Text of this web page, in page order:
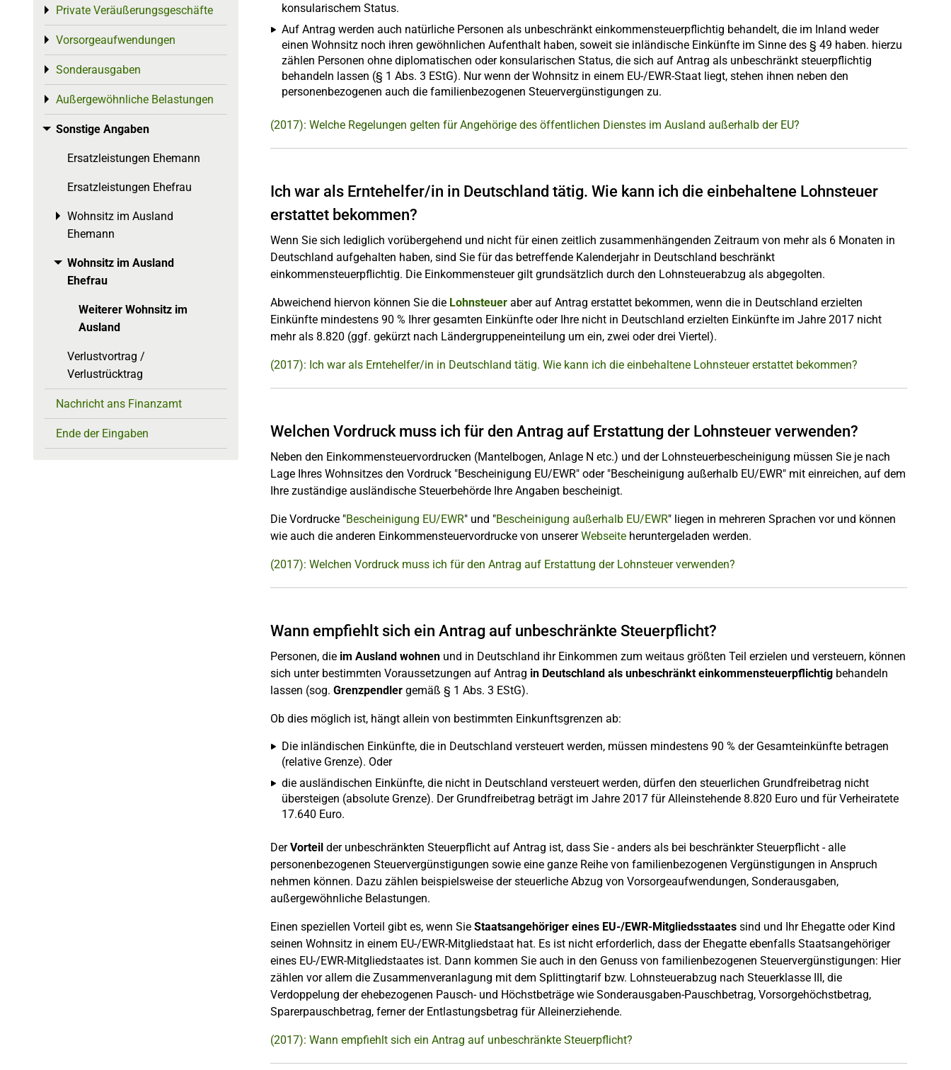
konsularischem Status.
Auf Antrag werden auch natürliche Personen als unbeschränkt einkommensteuerpflichtig behandelt, die im Inland weder
einen Wohnsitz noch ihren gewöhnlichen Aufenthalt haben, soweit sie inländische Einkünfte im Sinne des § 49 haben. hierzu
zählen Personen ohne diplomatischen oder konsularischen Status, die sich auf Antrag als unbeschränkt steuerpflichtig
behandeln lassen (§ 1 Abs. 3 EStG). Nur wenn der Wohnsitz in einem EU-/EWR-Staat liegt, stehen ihnen neben den
personenbezogenen auch die familienbezogenen Steuervergünstigungen zu.
(2017): Welche Regelungen gelten für Angehörige des öffentlichen Dienstes im Ausland außerhalb der EU?
Ich war als Erntehelfer/in in Deutschland tätig. Wie kann ich die einbehaltene Lohnsteuer
erstattet bekommen?
Wenn Sie sich lediglich vorübergehend und nicht für einen zeitlich zusammenhängenden Zeitraum von mehr als 6 Monaten in
Deutschland aufgehalten haben, sind Sie für das betreffende Kalenderjahr in Deutschland beschränkt
einkommensteuerpflichtig. Die Einkommensteuer gilt grundsätzlich durch den Lohnsteuerabzug als abgegolten.
Abweichend hiervon können Sie die Lohnsteuer aber auf Antrag erstattet bekommen, wenn die in Deutschland erzielten
Einkünfte mindestens 90 % Ihrer gesamten Einkünfte oder Ihre nicht in Deutschland erzielten Einkünfte im Jahre 2017 nicht
mehr als 8.820 (ggf. gekürzt nach Ländergruppeneinteilung um ein, zwei oder drei Viertel).
(2017): Ich war als Erntehelfer/in in Deutschland tätig. Wie kann ich die einbehaltene Lohnsteuer erstattet bekommen?
Welchen Vordruck muss ich für den Antrag auf Erstattung der Lohnsteuer verwenden?
Neben den Einkommensteuervordrucken (Mantelbogen, Anlage N etc.) und der Lohnsteuerbescheinigung müssen Sie je nach
Lage Ihres Wohnsitzes den Vordruck "Bescheinigung EU/EWR" oder "Bescheinigung außerhalb EU/EWR" mit einreichen, auf dem
Ihre zuständige ausländische Steuerbehörde Ihre Angaben bescheinigt.
Die Vordrucke "Bescheinigung EU/EWR" und "Bescheinigung außerhalb EU/EWR" liegen in mehreren Sprachen vor und können
wie auch die anderen Einkommensteuervordrucke von unsererWebseite heruntergeladen werden.
(2017): Welchen Vordruck muss ich für den Antrag auf Erstattung der Lohnsteuer verwenden?
Wann empfiehlt sich ein Antrag auf unbeschränkte Steuerpflicht?
Personen, die im Ausland wohnen und in Deutschland ihr Einkommen zum weitaus größten Teil erzielen und versteuern, können
sich unter bestimmten Voraussetzungen auf Antrag in Deutschland als unbeschränkt einkommensteuerpflichtig behandeln
lassen (sog. Grenzpendler gemäß § 1 Abs. 3 EStG).
Ob dies möglich ist, hängt allein von bestimmten Einkunftsgrenzen ab:
Die inländischen Einkünfte, die in Deutschland versteuert werden, müssen mindestens 90 % der Gesamteinkünfte betragen
(relative Grenze). Oder
die ausländischen Einkünfte, die nicht in Deutschland versteuert werden, dürfen den steuerlichen Grundfreibetrag nicht
übersteigen (absolute Grenze). Der Grundfreibetrag beträgt im Jahre 2017 für Alleinstehende 8.820 Euro und für Verheiratete
17.640 Euro.
DerVorteil der unbeschränkten Steuerpflicht auf Antrag ist, dass Sie - anders als bei beschränkter Steuerpflicht - alle
personenbezogenen Steuervergünstigungen sowie eine ganze Reihe von familienbezogenen Vergünstigungen in Anspruch
nehmen können. Dazu zählen beispielsweise der steuerliche Abzug von Vorsorgeaufwendungen, Sonderausgaben,
außergewöhnliche Belastungen.
Einen speziellen Vorteil gibt es, wenn Sie Staatsangehöriger eines EU-/EWR-Mitgliedsstaates sind und Ihr Ehegatte oder Kind
seinen Wohnsitz in einem EU-/EWR-Mitgliedstaat hat. Es ist nicht erforderlich, dass der Ehegatte ebenfalls Staatsangehöriger
eines EU-/EWR-Mitgliedstaates ist. Dann kommen Sie auch in den Genuss von familienbezogenen Steuervergünstigungen: Hier
zählen vor allem die Zusammenveranlagung mit dem Splittingtarif bzw. Lohnsteuerabzug nach Steuerklasse III, die
Verdoppelung der ehebezogenen Pausch- und Höchstbeträge wie Sonderausgaben-Pauschbetrag, Vorsorgehöchstbetrag,
Sparerpauschbetrag, ferner der Entlastungsbetrag für Alleinerziehende.
(2017): Wann empfiehlt sich ein Antrag auf unbeschränkte Steuerpflicht?
Private Veräußerungsgeschäfte
Toggle menu
Vorsorgeaufwendungen
Toggle menu
Sonderausgaben
Toggle menu
Außergewöhnliche Belastungen
Toggle menu
Sonstige Angaben
Toggle menu
Ersatzleistungen Ehemann
Ersatzleistungen Ehefrau
Wohnsitz im Ausland
Ehemann
Toggle menu
Wohnsitz im Ausland
Ehefrau
Toggle menu
Weiterer Wohnsitz im
Ausland
Verlustvortrag /
Verlustrücktrag
Nachricht ans Finanzamt
Ende der Eingaben